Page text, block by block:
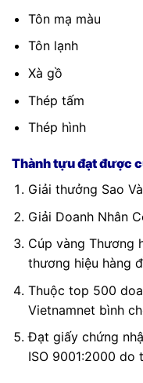
Tôn mạ màu
Tôn lạnh
Xà gồ
Thép tấm
Thép hình
Thành tựu đạt được
Giải thưởng Sao
Giải Doanh Nhân
Cúp vàng Thương
thương hiệu hàng
Thuộc top 500
Vietnamnet bình
Đạt giấy chứng
ISO 9001:2000 do